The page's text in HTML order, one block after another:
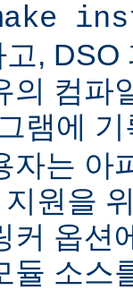
,
의 컴파
램에
자는 아
원을
커 옵션
듈 소스